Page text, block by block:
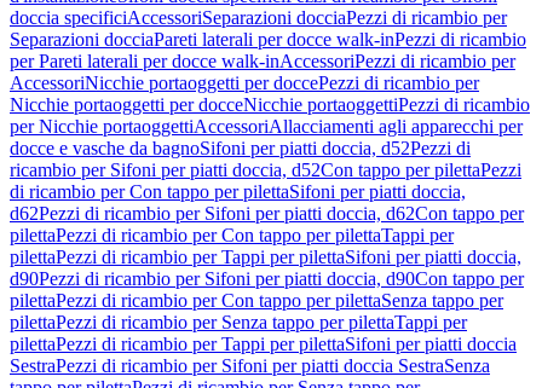
doccia specificiAccessoriSeparazioni docciaPezzi di ricambio per
Separazioni docciaPareti laterali per docce walk-inPezzi di ricambio
per Pareti laterali per docce walk-inAccessoriPezzi di ricambio per
AccessoriNicchie portaoggetti per doccePezzi di ricambio per
Nicchie portaoggetti per docceNicchie portaoggettiPezzi di ricambio
per Nicchie portaoggettiAccessoriAllacciamenti agli apparecchi per
docce e vasche da bagnoSifoni per piatti doccia, d52Pezzi di
ricambio per Sifoni per piatti doccia, d52Con tappo per pilettaPezzi
di ricambio per Con tappo per pilettaSifoni per piatti doccia,
d62Pezzi di ricambio per Sifoni per piatti doccia, d62Con tappo per
pilettaPezzi di ricambio per Con tappo per pilettaTappi per
pilettaPezzi di ricambio per Tappi per pilettaSifoni per piatti doccia,
d90Pezzi di ricambio per Sifoni per piatti doccia, d90Con tappo per
pilettaPezzi di ricambio per Con tappo per pilettaSenza tappo per
pilettaPezzi di ricambio per Senza tappo per pilettaTappi per
pilettaPezzi di ricambio per Tappi per pilettaSifoni per piatti doccia
SestraPezzi di ricambio per Sifoni per piatti doccia SestraSenza